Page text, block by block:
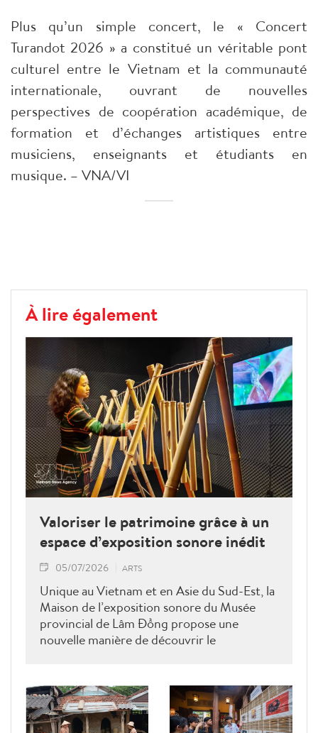
Plus qu’un simple concert, le « Concert
Turandot 2026 » a constitué un véritable pont
culturel entre le Vietnam et la communauté
internationale, ouvrant de nouvelles
perspectives de coopération académique, de
formation et d’échanges artistiques entre
musiciens, enseignants et étudiants en
musique. – VNA/VI
À lire également
Valoriser le patrimoine grâce à un
espace d’exposition sonore inédit
05/07/2026 ARTS
Unique au Vietnam et en Asie du Sud-Est, la
Maison de l’exposition sonore du Musée
provincial de Lâm Đồng propose une
nouvelle manière de découvrir le
valeurs culturelles et naturelles des Hauts
Plateaux du Centre.